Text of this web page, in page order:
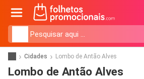
Cidades Lombo de Antão Alves
Lombo de Antão Alves